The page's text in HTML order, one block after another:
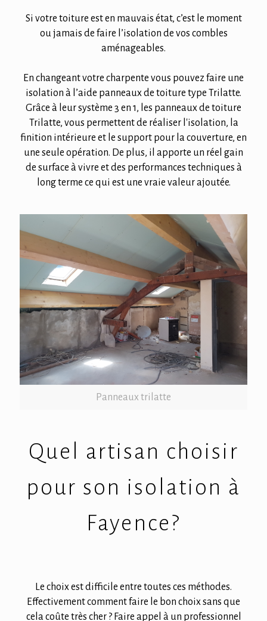
Si votre toiture est en mauvais état, c’est le moment
ou jamais de faire l’isolation de vos combles
aménageables.
En changeant votre charpente vous pouvez faire une
isolation à l’aide panneaux de toiture type Trilatte.
Grâce à leur système 3 en 1, les panneaux de toiture
Trilatte, vous permettent de réaliser l'isolation, la
finition intérieure et le support pour la couverture, en
une seule opération. De plus, il apporte un réel gain
de surface à vivre et des performances techniques à
long terme ce qui est une vraie valeur ajoutée.
Panneaux trilatte
Quel artisan choisir
pour son isolation à
Fayence?
Le choix est difficile entre toutes ces méthodes.
Effectivement comment faire le bon choix sans que
cela coûte très cher ? Faire appel à un professionnel